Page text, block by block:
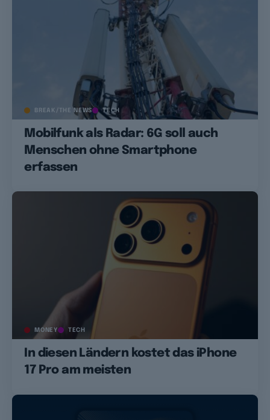
BREAK/THE NEWS TECH
Mobilfunk als Radar: 6G soll auch
Menschen ohne Smartphone
erfassen
MONEY TECH
In diesen Ländern kostet das iPhone
17 Pro am meisten